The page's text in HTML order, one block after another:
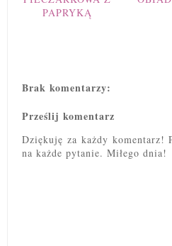
PAPRYKĄ
Brak komentarzy:
Prześlij komentarz
Dziękuję za każdy komentarz!
na każde pytanie. Miłego dnia!